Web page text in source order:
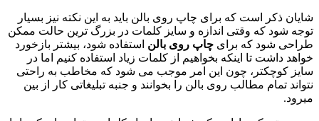
شایان ذکر است که برای چاپ روی بالن باید به این نکته نیز بسیار
توجه شود که وقتی اندازه و سایز کلمات در بزرگ ترین حالت ممکن
طراحی شود که برای چاپ روی بالن استفاده شود، بیشتر بازخورد
خواهد داشت تا اینکه بخواهیم از کلمات زیاد استفاده کنیم اما در
سایز کوچکتر، چون این امر موجب می شود که مخاطب به راحتی
نتواند تمام مطالب روی بالن را بخوانند و جنبه تبلیغاتی کار از بین
میرود.